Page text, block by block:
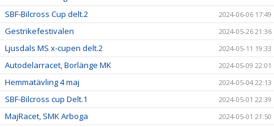
SBF-Bilcross Cup delt.2 2024-06-06 17:49
Gestrikefestivalen 2024-05-26 21:36
Ljusdals MS x-cupen delt.2 2024-05-11 19:33
Autodelarracet, Borlänge MK 2024-05-09 22:01
Hemmatävling 4 maj 2024-05-04 22:13
SBF-Bilcross cup Delt.1 2024-05-01 22:39
MajRacet, SMK Arboga 2024-05-01 21:50